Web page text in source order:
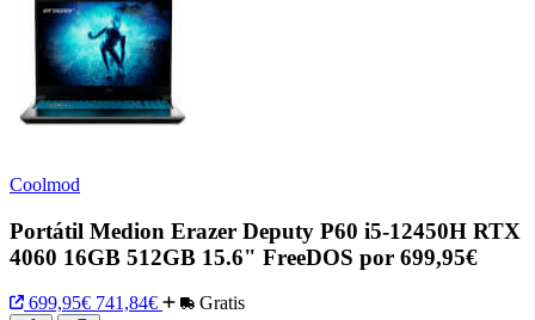
Coolmod
Portátil Medion Erazer Deputy P60 i5-12450H RTX
4060 16GB 512GB 15.6" FreeDOS por 699,95€
699,95€ 741,84€ Gratis